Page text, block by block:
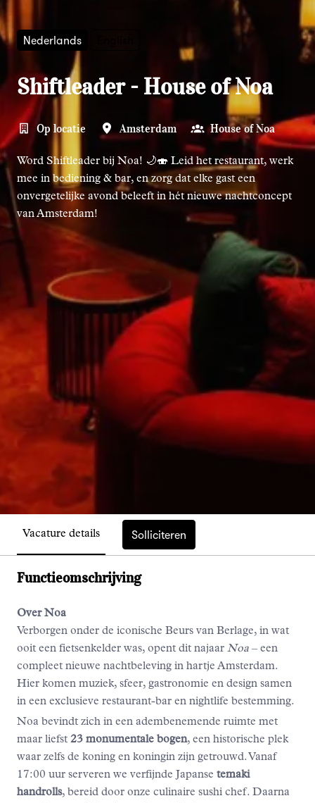
Nederlands
Shiftleader - House of Noa
Op locatie Amsterdam House of Noa
Word Shiftleader bij Noa! 🌙🍣 Leid het restaurant, werk
mee in bediening & bar, en zorg dat elke gast een
onvergetelijke avond beleeft in hét nieuwe nachtconcept
van Amsterdam!
Vacature details Solliciteren
Functieomschrijving
Over Noa
Verborgen onder de iconische Beurs van Berlage, in wat
ooit een fietsenkelder was, opent dit najaar Noa – een
compleet nieuwe nachtbeleving in hartje Amsterdam.
Hier komen muziek, sfeer, gastronomie en design samen
in een exclusieve restaurant-bar en nightlife bestemming.
Noa bevindt zich in een adembenemende ruimte met
maar liefst 23 monumentale bogen, een historische plek
waar zelfs de koning en koningin zijn getrouwd. Vanaf
17:00 uur serveren we verfijnde Japanse temaki
handrolls, bereid door onze culinaire sushi chef. Daarna